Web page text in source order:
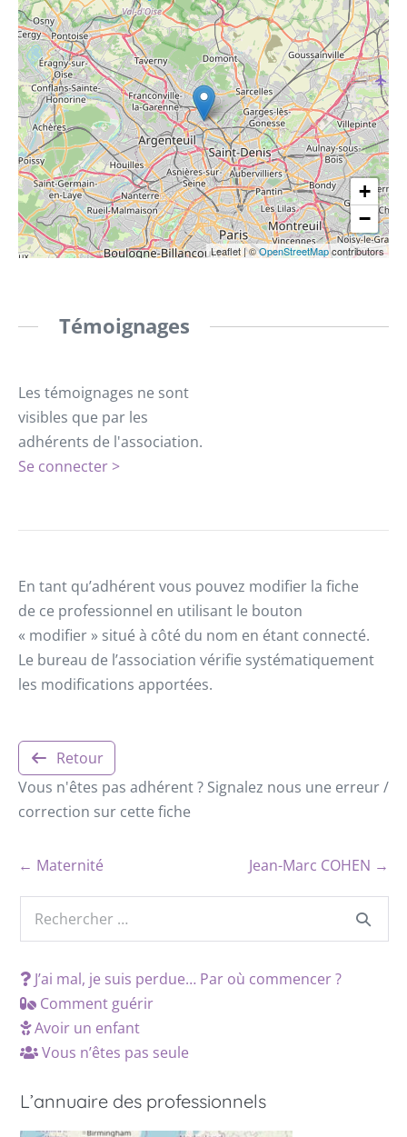
+
−
Leaflet|©OpenStreetMapcontributors
Témoignages
Les témoignages ne sont
visibles que par les
adhérents de l'association.
Se connecter >
En tant qu’adhérent vous pouvez modifier la fiche
de ce professionnel en utilisant le bouton
« modifier » situé à côté du nom en étant connecté.
Le bureau de l’association vérifie systématiquement
les modifications apportées.
Retour
Vous n'êtes pas adhérent ? Signalez nous une erreur /
correction sur cette fiche
← Maternité Jean-Marc COHEN →
J’ai mal, je suis perdue… Par où commencer ?
Comment guérir
Avoir un enfant
Vous n’êtes pas seule
L’annuaire des professionnels